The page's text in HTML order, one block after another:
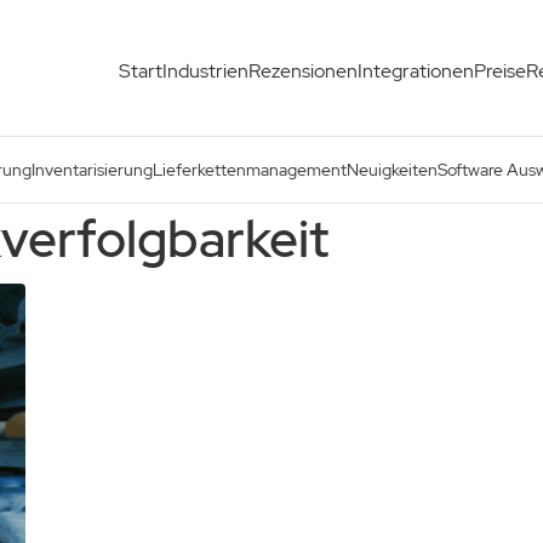
StartIndustrienRezensionenIntegrationenPreise
InventarisierungLieferkettenmanagementNeuigkeitenSoftware